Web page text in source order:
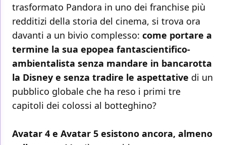
trasformato Pandora in uno dei franchise più
redditizi della storia del cinema, si trova ora
davanti a un bivio complesso: come portare a
termine la sua epopea fantascientifico-
ambientalista senza mandare in bancarotta
la Disney e senza tradire le aspettative di un
pubblico globale che ha reso i primi tre
capitoli dei colossi al botteghino?
Avatar 4 e Avatar 5 esistono ancora, almeno